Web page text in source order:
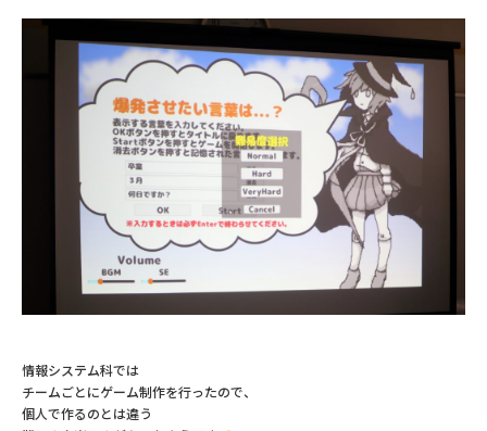
情報システム科では
チームごとにゲーム制作を行ったので、
個人で作るのとは違う